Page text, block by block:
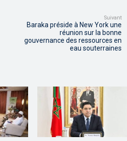
Suivant
Baraka préside à New York une
réunion sur la bonne
gouvernance des ressources en
eau souterraines